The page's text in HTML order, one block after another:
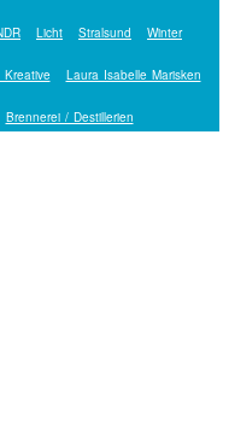
Licht Stralsund Winter
Laura Isabelle Marisken
Brennerei / Destillerien